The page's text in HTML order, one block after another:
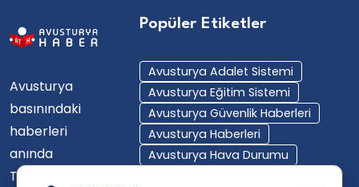
Avusturya
basınındaki
haberleri
anında
Türkçe'ye
Popüler Etiketler
Avusturya Adalet Sistemi
Avusturya Eğitim Sistemi
Avusturya Güvenlik Haberleri
Avusturya Haberleri
Avusturya Hava Durumu